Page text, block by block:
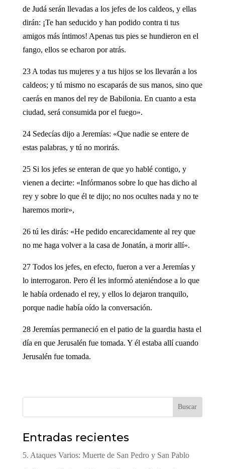
de Judá serán llevadas a los jefes de los caldeos, y ellas
dirán: ¡Te han seducido y han podido contra ti tus
amigos más íntimos! Apenas tus pies se hundieron en el
fango, ellos se echaron por atrás.
23 A todas tus mujeres y a tus hijos se los llevarán a los
caldeos; y tú mismo no escaparás de sus manos, sino que
caerás en manos del rey de Babilonia. En cuanto a esta
ciudad, será consumida por el fuego».
24 Sedecías dijo a Jeremías: «Que nadie se entere de
estas palabras, y tú no morirás.
25 Si los jefes se enteran de que yo hablé contigo, y
vienen a decirte: «Infórmanos sobre lo que has dicho al
rey y sobre lo que él te dijo; no nos ocultes nada y no te
haremos morir»,
26 tú les dirás: «He pedido encarecidamente al rey que
no me haga volver a la casa de Jonatán, a morir allí».
27 Todos los jefes, en efecto, fueron a ver a Jeremías y
lo interrogaron. Pero él les informó ateniéndose a lo que
le había ordenado el rey, y ellos lo dejaron tranquilo,
porque nadie había oído la conversación.
28 Jeremías permaneció en el patio de la guardia hasta el
día en que Jerusalén fue tomada. Y él estaba allí cuando
Jerusalén fue tomada.
Buscar
Entradas recientes
5. Ataques Varios: Muerte de San Pedro y San Pablo